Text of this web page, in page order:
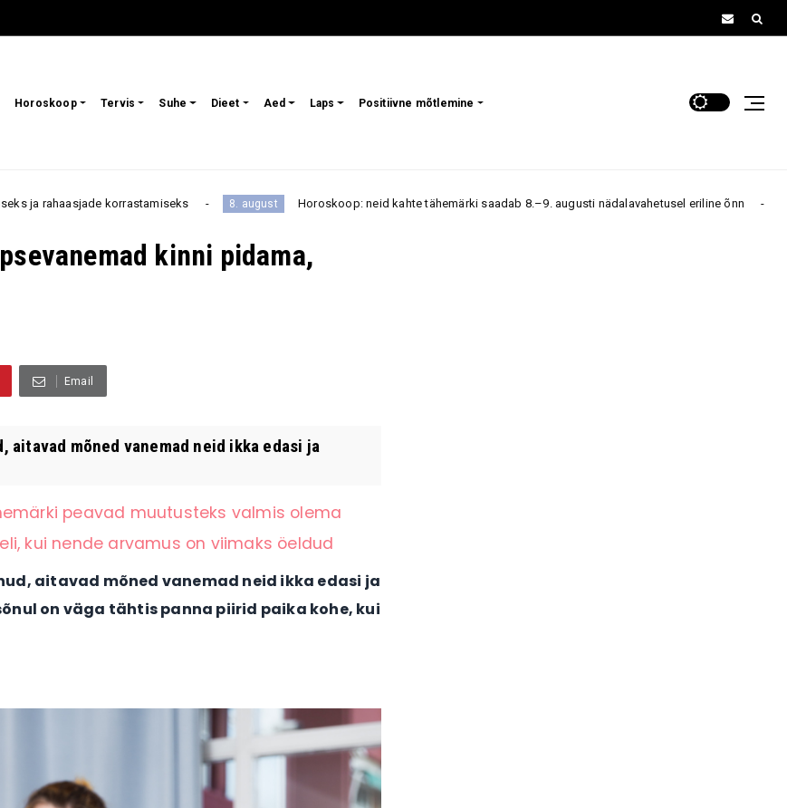
Horoskoop Tervis Suhe Dieet Aed Laps Positiivne mõtlemine
8. august Horoskoop: neid kahte tähemärki saadab 8.–9. augusti nädalavahetusel eriline õnn 6. august Need
kinni pidama,
Email
mõned vanemad neid ikka edasi ja
peavad muutusteks valmis olema
kui nende arvamus on viimaks öeldud
aitavad mõned vanemad neid ikka edasi ja
on väga tähtis panna piirid paika kohe, kui